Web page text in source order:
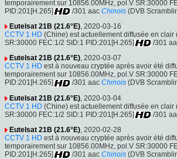
temporairement sur 10856.00MHz, pol.V SR:30000
PID:201[H.265]
/301 aac Chinois (DVB
Eutelsat 21B (21.6°E), 2020-03-16
CCTV 1 HD (Chine) est actuellement diffusée en clair
SR:30000 FEC:1/2 SID:1 PID:201[H.265]
/301
Eutelsat 21B (21.6°E), 2020-03-07
CCTV 1 HD est à nouveau cryptée après avoir été
temporairement sur 10856.00MHz, pol.V SR:30000
PID:201[H.265]
/301 aac Chinois (DVB
Eutelsat 21B (21.6°E) , 2020-03-04
CCTV 1 HD (Chine) est actuellement diffusée en clair
SR:30000 FEC:1/2 SID:1 PID:201[H.265]
/301
Eutelsat 21B (21.6°E), 2020-02-28
CCTV 1 HD est à nouveau cryptée après avoir été
temporairement sur 10856.00MHz, pol.V SR:30000
PID:201[H.265]
/301 aac Chinois (DVB